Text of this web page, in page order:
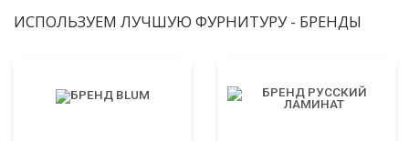
ИСПОЛЬЗУЕМ ЛУЧШУЮ ФУРНИТУРУ - БРЕНДЫ